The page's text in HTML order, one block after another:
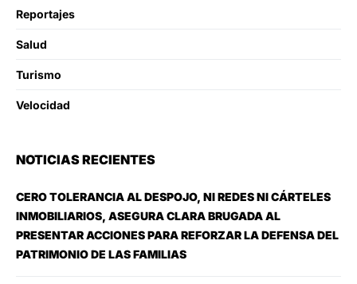
Reportajes
Salud
Turismo
Velocidad
NOTICIAS RECIENTES
CERO TOLERANCIA AL DESPOJO, NI REDES NI CÁRTELES
INMOBILIARIOS, ASEGURA CLARA BRUGADA AL
PRESENTAR ACCIONES PARA REFORZAR LA DEFENSA DEL
PATRIMONIO DE LAS FAMILIAS